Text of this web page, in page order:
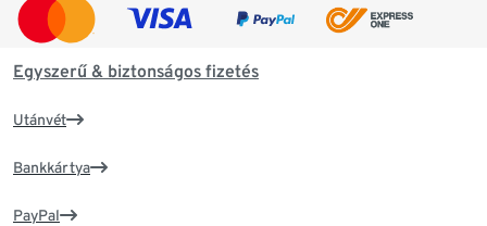
Egyszerű & biztonságos fizetés
Utánvét
Bankkártya
PayPal